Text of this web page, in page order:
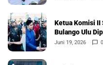
Ketua Komisi II
Bulango Ulu
Juni 19, 2026 0